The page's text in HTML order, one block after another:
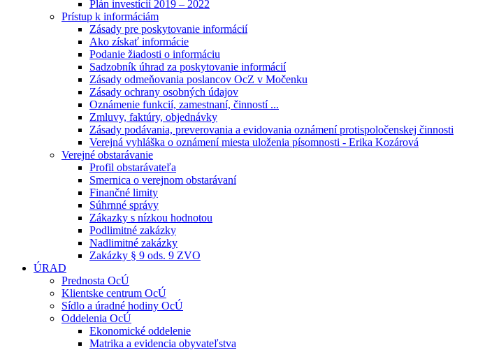
Plán investícií 2019 – 2022
Prístup k informáciám
Zásady pre poskytovanie informácií
Ako získať informácie
Podanie žiadosti o informáciu
Sadzobník úhrad za poskytovanie informácií
Zásady odmeňovania poslancov OcZ v Močenku
Zásady ochrany osobných údajov
Oznámenie funkcií, zamestnaní, činností ...
Zmluvy, faktúry, objednávky
Zásady podávania, preverovania a evidovania oznámení protispoločenskej činnosti
Verejná vyhláška o oznámení miesta uloženia písomnosti - Erika Kozárová
Verejné obstarávanie
Profil obstarávateľa
Smernica o verejnom obstarávaní
Finančné limity
Súhrnné správy
Zákazky s nízkou hodnotou
Podlimitné zakázky
Nadlimitné zakázky
Zakázky § 9 ods. 9 ZVO
ÚRAD
Prednosta OcÚ
Klientske centrum OcÚ
Sídlo a úradné hodiny OcÚ
Oddelenia OcÚ
Ekonomické oddelenie
Matrika a evidencia obyvateľstva